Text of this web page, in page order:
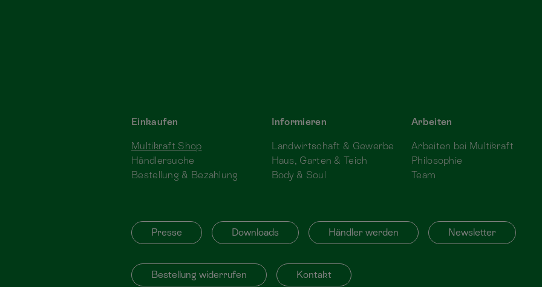
Einkaufen
Multikraft Shop
Händlersuche
Bestellung & Bezahlung
Informieren
Landwirtschaft & Gewerbe
Haus, Garten & Teich
Body & Soul
Arbeiten
Arbeiten bei Multikraft
Philosophie
Team
Presse Downloads Händler werden Newsletter
Bestellung widerrufen Kontakt